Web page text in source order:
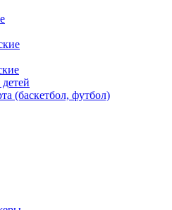
(баскетбол, футбол)